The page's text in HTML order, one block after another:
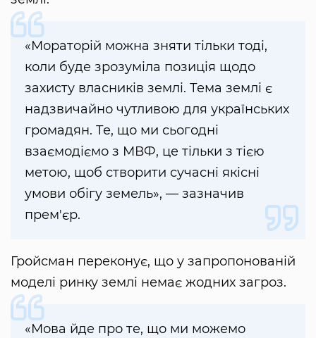
«Мораторій можна зняти тільки тоді,
коли буде зрозуміла позиція щодо
захисту власників землі. Тема землі є
надзвичайно чутливою для українських
громадян. Те, що ми сьогодні
взаємодіємо з МВФ, це тільки з тією
метою, щоб створити сучасні якісні
умови обігу земель», — зазначив
прем'єр.
Гройсман переконує, що у запропонованій
моделі ринку землі немає жодних загроз.
«Мова йде про те, що ми можемо